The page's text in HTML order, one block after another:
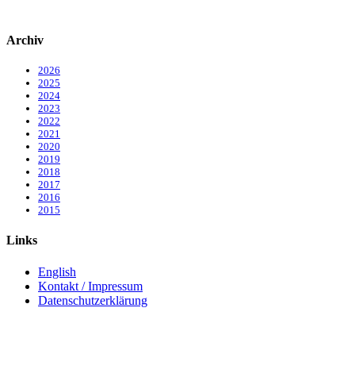
Archiv
2026
2025
2024
2023
2022
2021
2020
2019
2018
2017
2016
2015
Links
English
Kontakt / Impressum
Datenschutzerklärung